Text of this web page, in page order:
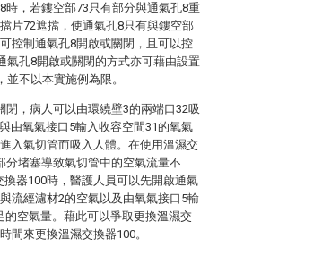
，若鏤空部73只有部分與通氣孔8重
片72遮擋，使通氣孔8只有與鏤空部
控制通氣孔8開啟或關閉，且可以控
氣孔8開啟或關閉的方式亦可藉由設置
不以本實施例為限。
，病人可以由環繞壁3的兩端口32吸
由氧氣接口5輸入收容空間31的氧氣
入氣切管而吸入人體。在使用溫濕交
堵塞導致氣切管中的空氣流量不
器100時，醫護人員可以先開啟通氣
流經濾材2的空氣以及由氧氣接口5輸
空氣量。藉此可以爭取更換溫濕交
間來更換溫濕交換器100。